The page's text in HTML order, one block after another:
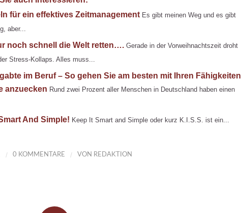
für ein effektives Zeitmanagement Es gibt meinen Weg und es gibt
aber...
noch schnell die Welt retten…. Gerade in der Vorweihnachtszeit droht
Stress-Kollaps. Alles muss...
im Beruf – So gehen Sie am besten mit Ihren Fähigkeiten
anzuecken Rund zwei Prozent aller Menschen in Deutschland haben einen
And Simple! Keep It Smart and Simple oder kurz K.I.S.S. ist ein...
/ 0 KOMMENTARE / VON REDAKTION